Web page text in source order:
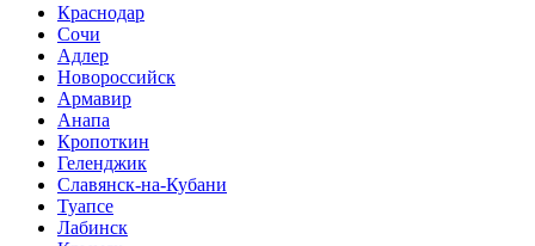
Краснодар
Сочи
Адлер
Новороссийск
Армавир
Анапа
Кропоткин
Геленджик
Славянск-на-Кубани
Туапсе
Лабинск